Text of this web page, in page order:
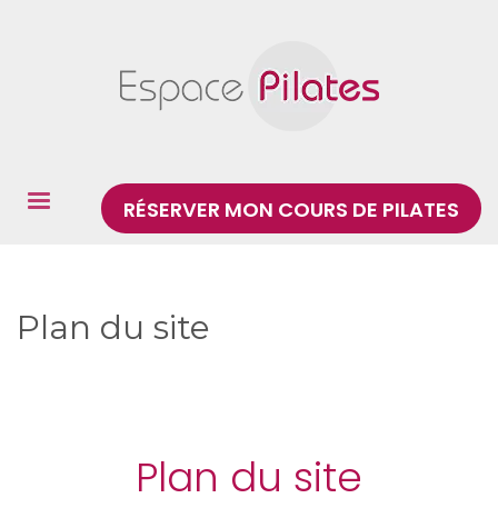
RÉSERVER MON COURS DE PILATES
Plan du site
Plan du site